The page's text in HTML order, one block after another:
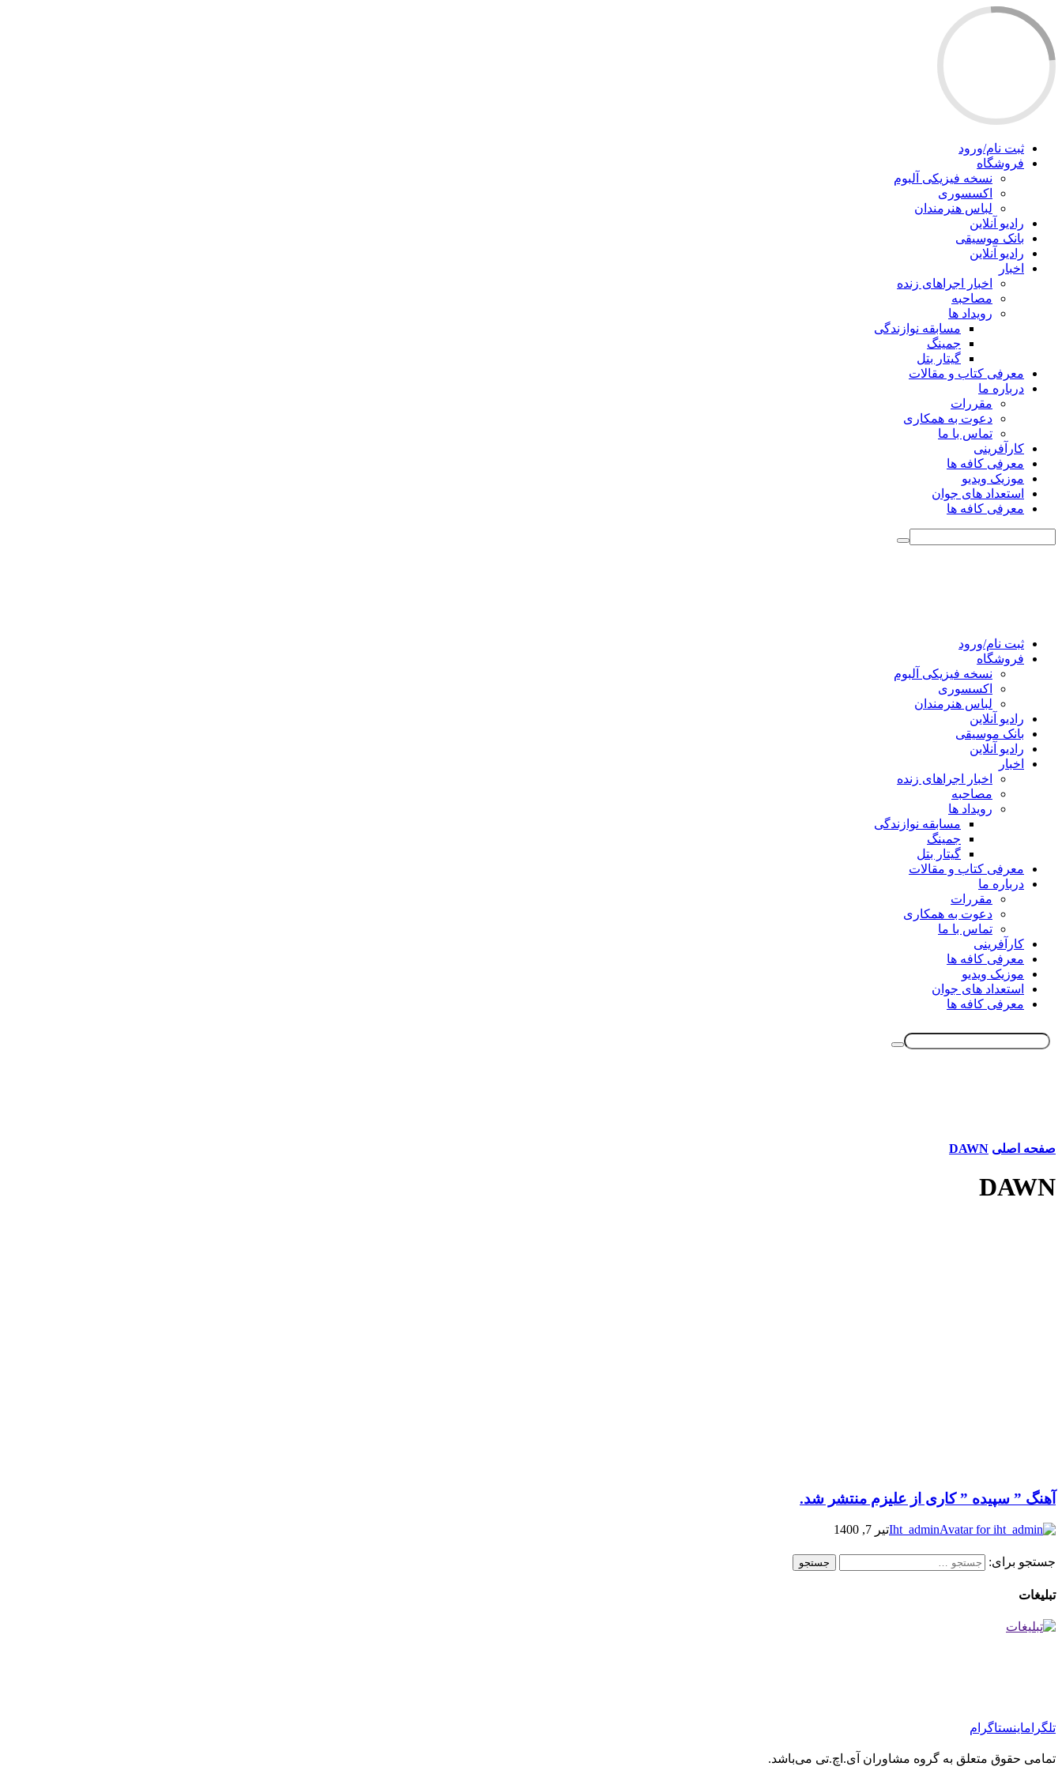
ثبت نام/ورود
فروشگاه
نسخه فیزیکی آلبوم
اکسسوری
لباس هنرمندان
رادیو آنلاین
بانک موسیقی
رادیو آنلاین
اخبار
اخبار اجراهای زنده
مصاحبه
رویداد ها
مسابقه نوازندگی
جمینگ
گیتار بتل
معرفی کتاب و مقالات
درباره ما
مقررات
دعوت به همکاری
تماس با ما
کارآفرینی
معرفی کافه ها
موزیک ویدیو
استعداد های جوان
معرفی کافه ها
ثبت نام/ورود
فروشگاه
نسخه فیزیکی آلبوم
اکسسوری
لباس هنرمندان
رادیو آنلاین
بانک موسیقی
رادیو آنلاین
اخبار
اخبار اجراهای زنده
مصاحبه
رویداد ها
مسابقه نوازندگی
جمینگ
گیتار بتل
معرفی کتاب و مقالات
درباره ما
مقررات
دعوت به همکاری
تماس با ما
کارآفرینی
معرفی کافه ها
موزیک ویدیو
استعداد های جوان
معرفی کافه ها
صفحه اصلی DAWN
DAWN
آهنگ ” سپیده ” کاری از علیزم منتشر شد.
Iht_adminتیر 7, 1400
جستجو برای:
تبلیغات
تلگراماینستاگرام
تمامی حقوق متعلق به گروه مشاوران آی.اچ.تی می‌باشد.